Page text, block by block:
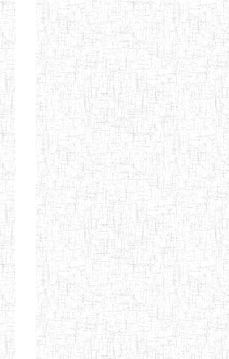
TTC TATUM
ST PIUS X
TECHNICAL
TEACHER
TRAINING
COLLEGE
TATUM
01/08/2000 ENIET
NIGHTINGALE
TEACHER
TRAINING
COLLEGE
20/08/2013 ENIEG
CHRIST THE
KING TEACHER
TRAINING
COLLEGE
04/08/2010 ENIEG
ITCIG SENTTI 14/02/2007 ENIEG
CAMEROON
INCLUSIVE
SPECIAL
27/08/2015 ENIEG